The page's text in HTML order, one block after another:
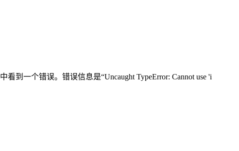
中看到一个错误。错误信息是“Uncaught TypeError: Cannot use 'i